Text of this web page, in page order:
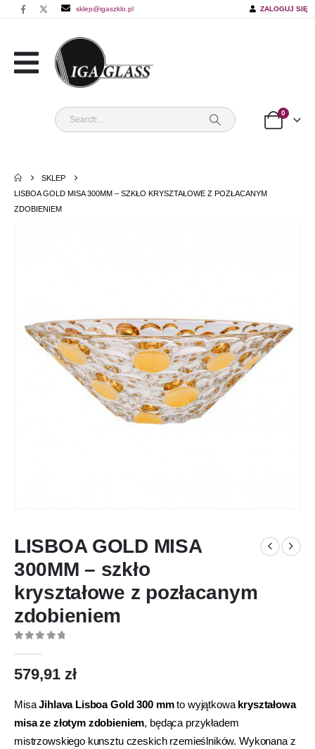
sklep@igaszklo.pl ZALOGUJ SIĘ
0
SKLEP
LISBOA GOLD MISA 300MM – SZKŁO KRYSZTAŁOWE Z POZŁACANYM
ZDOBIENIEM
LISBOA GOLD MISA
300MM – szkło
kryształowe z pozłacanym
zdobieniem
579,91 zł
MisaJihlava Lisboa Gold 300 mmto wyjątkowa kryształowa
misa ze złotym zdobieniem, będąca przykładem
mistrzowskiego kunsztu czeskich rzemieślników. Wykonana z